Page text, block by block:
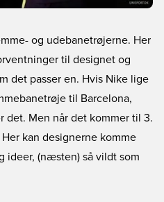
og udebanetrøjerne. Her
til designet og
det passer en. Hvis Nike lige
til Barcelona,
det. Men når det kommer til 3.
kan designerne komme
ideer, (næsten) så vildt som